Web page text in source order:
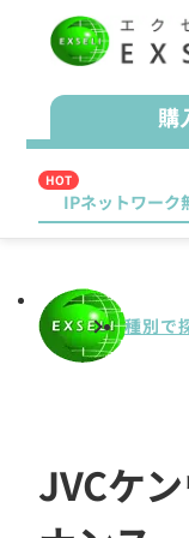
購
HOT
IPネットワーク
種別で
JVCケ